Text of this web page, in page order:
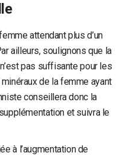
attendant plus d’un
ailleurs, soulignons que la
pas suffisante pour les
de la femme ayant
conseillera donc la
et suivra le
à l’augmentation de